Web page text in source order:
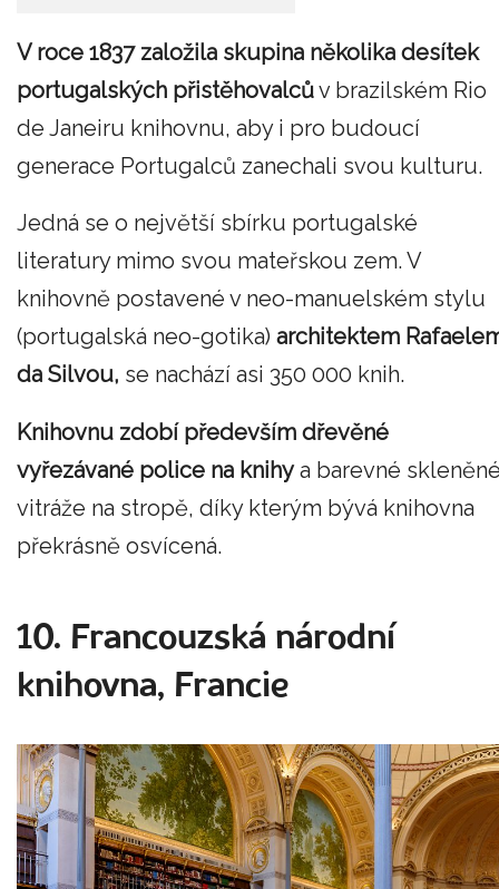
V roce 1837 založila skupina několika desítek
portugalských přistěhovalcův brazilském Rio
de Janeiru knihovnu, aby i pro budoucí
generace Portugalců zanechali svou kulturu.
Jedná se o největší sbírku portugalské
literatury mimo svou mateřskou zem. V
knihovně postavené v neo-manuelském stylu
(portugalská neo-gotika) architektem
da Silvou, se nachází asi 350 000 knih.
Knihovnu zdobí především dřevěné
vyřezávané police na knihya barevné
vitráže na stropě, díky kterým bývá knihovna
překrásně osvícená.
10. Francouzská národní
knihovna, Francie